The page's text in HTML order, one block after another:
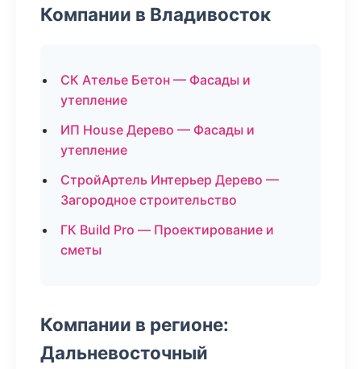
Компании в Владивосток
СК Ателье Бетон — Фасады и
утепление
ИП House Дерево — Фасады и
утепление
СтройАртель Интерьер Дерево —
Загородное строительство
ГК Build Pro — Проектирование и
сметы
Компании в регионе:
Дальневосточный